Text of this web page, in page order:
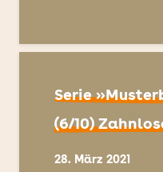
Serie
(6/10)
28. März 2021